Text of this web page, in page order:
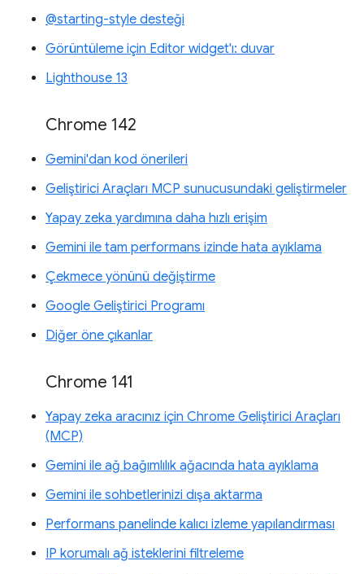
@starting-style desteği
Görüntüleme için Editor widget'ı: duvar
Lighthouse 13
Chrome 142
Gemini'dan kod önerileri
Geliştirici Araçları MCP sunucusundaki geliştirmeler
Yapay zeka yardımına daha hızlı erişim
Gemini ile tam performans izinde hata ayıklama
Çekmece yönünü değiştirme
Google Geliştirici Programı
Diğer öne çıkanlar
Chrome 141
Yapay zeka aracınız için Chrome Geliştirici Araçları
(MCP)
Gemini ile ağ bağımlılık ağacında hata ayıklama
Gemini ile sohbetlerinizi dışa aktarma
Performans panelinde kalıcı izleme yapılandırması
IP korumalı ağ isteklerini filtreleme